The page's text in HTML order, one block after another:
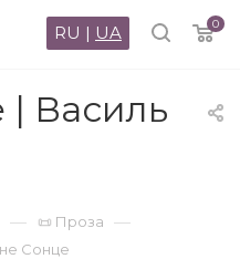
0
RU | UA
Василь
— 📜 Проза —
Сонце